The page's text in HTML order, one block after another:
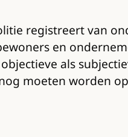
registreert van
en
als
moeten worden